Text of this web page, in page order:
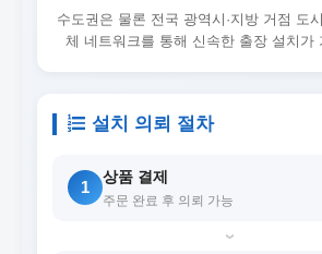
수도권은 물론 전국 광역시·지방 거점 도
체 네트워크를 통해 신속한 출장 설치가
설치 의뢰 절차
1
상품 결제
주문 완료 후 의뢰 가능
›